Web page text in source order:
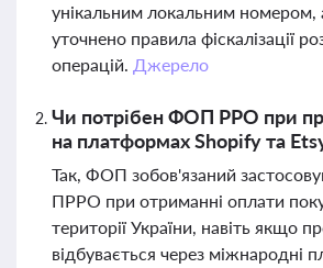
унікальним локальним номером,
уточнено правила фіскалізації
операцій. Джерело
Чи потрібен ФОП РРО при
на платформах Shopify та
Так, ФОП зобов'язаний
ПРРО при отриманні оплати
території України, навіть якщо
відбувається через міжнародні